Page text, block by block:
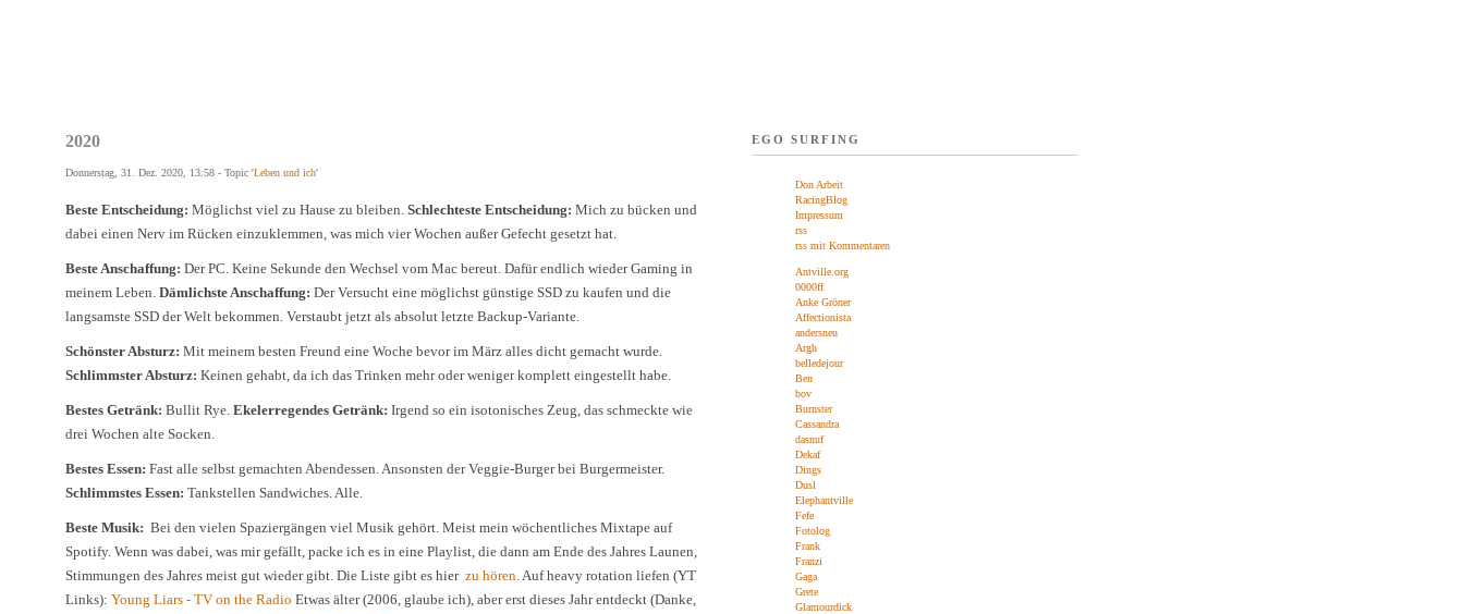
2020
Donnerstag, 31. Dez. 2020, 13:58 - Topic 'Leben und ich'
Beste Entscheidung: Möglichst viel zu Hause zu bleiben. Schlechteste Entscheidung: Mich zu bücken und
dabei einen Nerv im Rücken einzuklemmen, was mich vier Wochen außer Gefecht gesetzt hat.
Beste Anschaffung: Der PC. Keine Sekunde den Wechsel vom Mac bereut. Dafür endlich wieder Gaming in
meinem Leben. Dämlichste Anschaffung: Der Versucht eine möglichst günstige SSD zu kaufen und die
langsamste SSD der Welt bekommen. Verstaubt jetzt als absolut letzte Backup-Variante.
Schönster Absturz: Mit meinem besten Freund eine Woche bevor im März alles dicht gemacht wurde.
Schlimmster Absturz: Keinen gehabt, da ich das Trinken mehr oder weniger komplett eingestellt habe.
Bestes Getränk: Bullit Rye. Ekelerregendes Getränk: Irgend so ein isotonisches Zeug, das schmeckte wie
drei Wochen alte Socken.
Bestes Essen: Fast alle selbst gemachten Abendessen. Ansonsten der Veggie-Burger bei Burgermeister.
Schlimmstes Essen: Tankstellen Sandwiches. Alle.
Beste Musik: Bei den vielen Spaziergängen viel Musik gehört. Meist mein wöchentliches Mixtape auf
Spotify. Wenn was dabei, was mir gefällt, packe ich es in eine Playlist, die dann am Ende des Jahres Launen,
Stimmungen des Jahres meist gut wieder gibt. Die Liste gibt es hier zu hören. Auf heavy rotation liefen (YT
Links): Young Liars - TV on the Radio Etwas älter (2006, glaube ich), aber erst dieses Jahr entdeckt (Danke,
EGO SURFING
Don Arbeit
RacingBlog
Impressum
rss
rss mit Kommentaren
Antville.org
0000ff
Anke Gröner
Affectionista
andersneu
Argh
belledejour
Ben
bov
Burnster
Cassandra
dasnuf
Dekaf
Dings
Dusl
Elephantville
Fefe
Fotolog
Frank
Franzi
Gaga
Grete
Glamourdick